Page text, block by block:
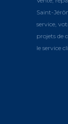
Saint-
service,
projets de
le service